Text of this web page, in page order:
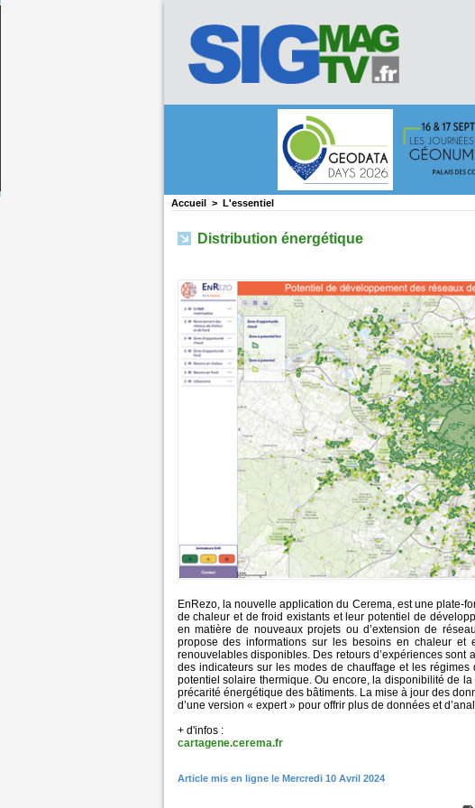
Accueil > L'essentiel
Distribution énergétique
EnRezo, la nouvelle application du Cerema, est une plate-
de chaleur et de froid existants et leur potentiel de
en matière de nouveaux projets ou d’extension de
propose des informations sur les besoins en chaleur et
renouvelables disponibles. Des retours d’expériences sont
des indicateurs sur les modes de chauffage et les
potentiel solaire thermique. Ou encore, la disponibilité de
précarité énergétique des bâtiments. La mise à jour des
d’une version « expert » pour offrir plus de données et
+ d'infos :
cartagene.cerema.fr
Article mis en ligne le Mercredi 10 Avril 2024